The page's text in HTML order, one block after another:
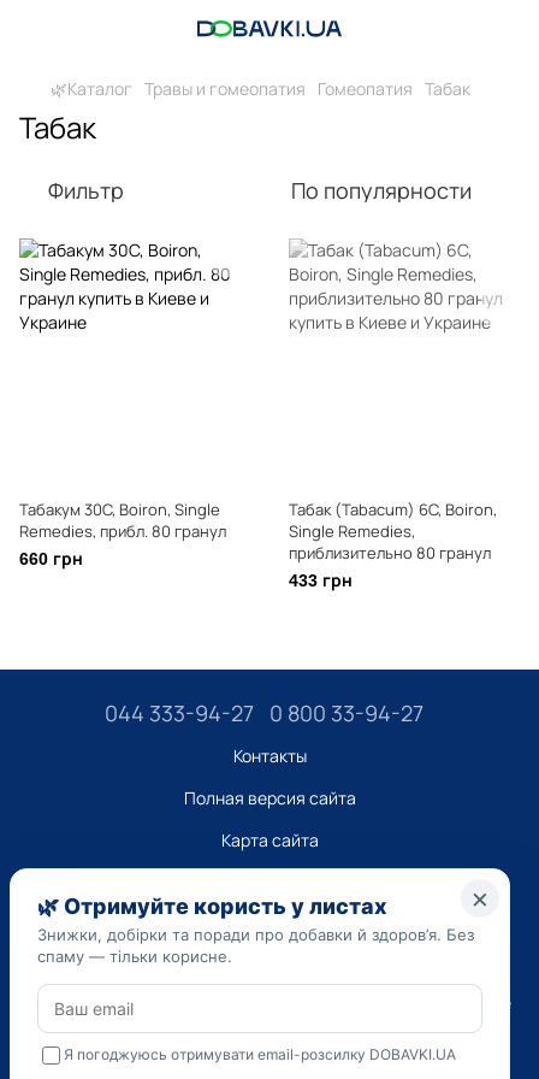
🌿Каталог Травы и гомеопатия Гомеопатия Табак
Табак
Фильтр По популярности
Табакум 30C, Boiron, Single
Remedies, прибл. 80 гранул
660 грн
Табак (Tabacum) 6C, Boiron,
Single Remedies,
приблизительно 80 гранул
433 грн
044 333-94-27 0 800 33-94-27
Контакты
Полная версия сайта
Карта сайта
Код ЄДРПОУ 45223262
Дата регистрации 14.09.2023
Приведенная на сайте dobavki.ua информация носит
исключительно ознакомительный характер. Не используйте
нашу информацию для диагностики и лечения. Только ваш
Лечащий врач может назначать препараты и составлять